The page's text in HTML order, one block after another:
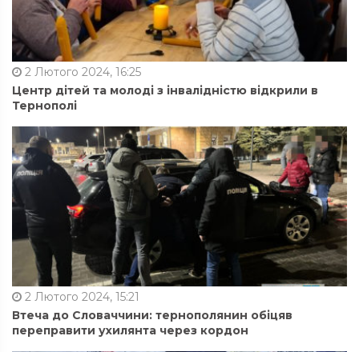
2 Лютого 2024, 16:25
Центр дітей та молоді з інвалідністю відкрили в
Тернополі
2 Лютого 2024, 15:21
Втеча до Словаччини: тернополянин обіцяв
переправити ухилянта через кордон